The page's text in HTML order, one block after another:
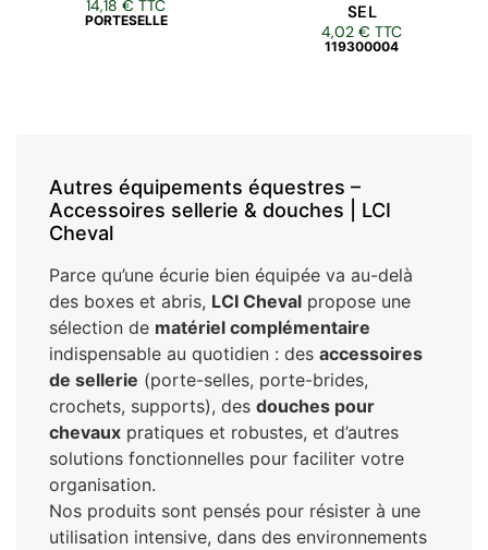
14,18€ TTC
PORTESELLE
SEL
4,02€ TTC
119300004
Autres équipements équestres –
Accessoires sellerie & douches | LCI
Cheval
Parce qu’une écurie bien équipée va au-delà
des boxes et abris, LCI Cheval propose une
sélection de matériel complémentaire
indispensable au quotidien : des accessoires
de sellerie (porte-selles, porte-brides,
crochets, supports), des douches pour
chevaux pratiques et robustes, et d’autres
solutions fonctionnelles pour faciliter votre
organisation.
Nos produits sont pensés pour résister à une
utilisation intensive, dans des environnements